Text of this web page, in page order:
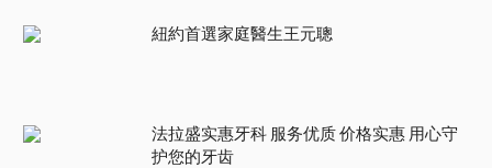
紐約首選家庭醫生王元聰
法拉盛实惠牙科 服务优质 价格实惠 用心守
护您的牙齿